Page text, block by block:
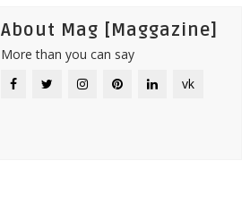
About Mag [Maggazine]
More than you can say
vk